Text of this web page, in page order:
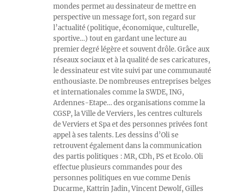
mondes permet au dessinateur de mettre en
perspective un message fort, son regard sur
l’actualité (politique, économique, culturelle,
sportive…) tout en gardant une lecture au
premier degré légère et souvent drôle. Grâce aux
réseaux sociaux et à la qualité de ses caricatures,
le dessinateur est vite suivi par une communauté
enthousiaste. De nombreuses entreprises belges
et internationales comme la SWDE, ING,
Ardennes-Etape… des organisations comme la
CGSP, la Ville de Verviers, les centres culturels
de Verviers et Spa et des personnes privées font
appel à ses talents. Les dessins d’Oli se
retrouvent également dans la communication
des partis politiques : MR, CDh, PS et Ecolo. Oli
effectue plusieurs commandes pour des
personnes politiques en vue comme Denis
Ducarme, Kattrin Jadin, Vincent Dewolf, Gilles